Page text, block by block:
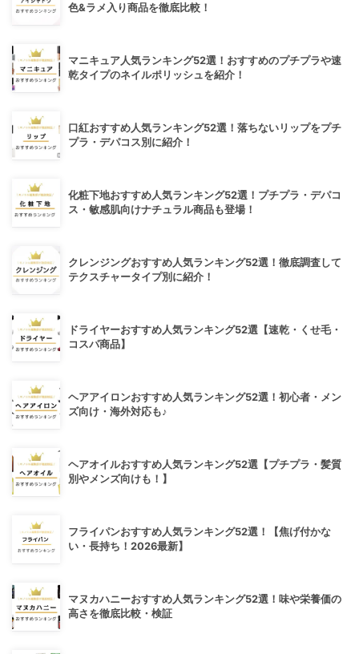
色&ラメ入り商品を徹底比較！
マニキュア人気ランキング52選！おすすめのプチプラや速
乾タイプのネイルポリッシュを紹介！
口紅おすすめ人気ランキング52選！落ちないリップをプチ
プラ・デパコス別に紹介！
化粧下地おすすめ人気ランキング52選！プチプラ・デパコ
ス・敏感肌向けナチュラル商品も登場！
クレンジングおすすめ人気ランキング52選！徹底調査して
テクスチャータイプ別に紹介！
ドライヤーおすすめ人気ランキング52選【速乾・くせ毛・
コスパ商品】
ヘアアイロンおすすめ人気ランキング52選！初心者・メン
ズ向け・海外対応も♪
ヘアオイルおすすめ人気ランキング52選【プチプラ・髪質
別やメンズ向けも！】
フライパンおすすめ人気ランキング52選！【焦げ付かな
い・長持ち！2026最新】
マヌカハニーおすすめ人気ランキング52選！味や栄養価の
高さを徹底比較・検証